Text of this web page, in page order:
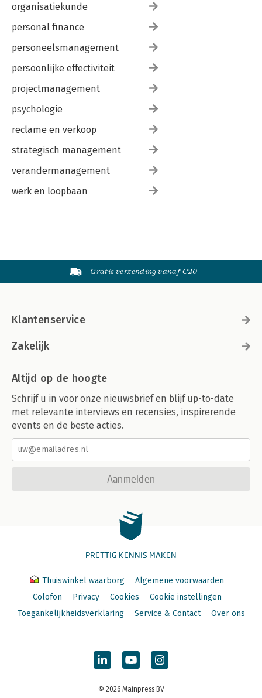
organisatiekunde
personal finance
personeelsmanagement
persoonlijke effectiviteit
projectmanagement
psychologie
reclame en verkoop
strategisch management
verandermanagement
werk en loopbaan
Gratis verzending vanaf €20
Klantenservice
Zakelijk
Altijd op de hoogte
Schrijf u in voor onze nieuwsbrief en blijf up-to-date
met relevante interviews en recensies, inspirerende
events en de beste acties.
Aanmelden
PRETTIG KENNIS MAKEN
Thuiswinkel waarborg
Algemene voorwaarden
Colofon
Privacy Cookies
Cookie instellingen
Toegankelijkheidsverklaring
Service & Contact Over ons
© 2026 Mainpress BV